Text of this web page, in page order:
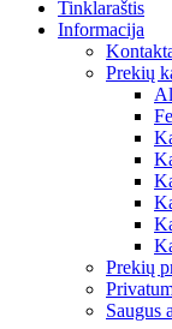
Tinklaraštis
Informacija
Prekių
Prekių
Saugus